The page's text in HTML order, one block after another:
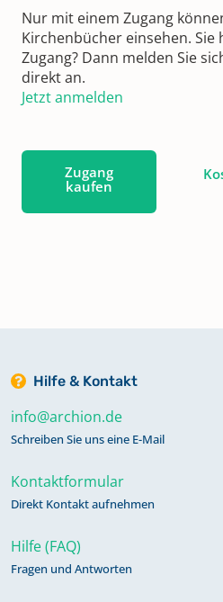
Nur mit einem Zugang
Kirchenbücher einsehen. Sie
Zugang? Dann melden Sie
direkt an.
Jetzt anmelden
Zugang
kaufen
Hilfe & Kontakt
info@archion.de
Schreiben Sie uns eine E-Mail
Kontaktformular
Direkt Kontakt aufnehmen
Hilfe (FAQ)
Fragen und Antworten